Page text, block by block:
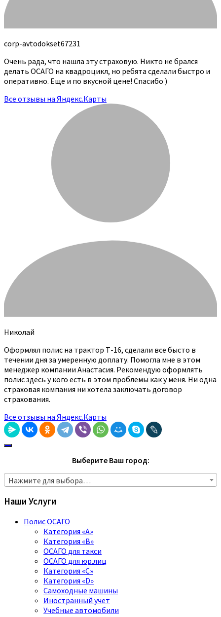
corp-avtodokset67231
Очень рада, что нашла эту страховую. Никто не брался
делать ОСАГО на квадроцикл, но ребята сделали быстро и
оперативно. Еще и по вкусной цене! Спасибо )
Все отзывы на Яндекс.Карты
Николай
Оформлял полис на трактор Т-16, сделали все бысто в
течении дня за умеренную доплату. Помогла мне в этом
менеджер компании Анастасия. Рекомендую оформлять
полис здесь у кого есть в этом проблемы как у меня. Ни одна
страховая компания ни хотела заключать договор
страхования.
Все отзывы на Яндекс.Карты
Выберите Ваш город:
Нажмите для выбора…
Наши Услуги
Полис ОСАГО
Категория «A»
Категория «B»
ОСАГО для такси
ОСАГО для юр.лиц
Категория «C»
Категория «D»
Самоходные машины
Иностранный учет
Учебные автомобили